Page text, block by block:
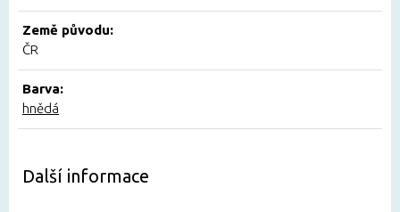
Země původu:
ČR
Barva:
hnědá
Další informace